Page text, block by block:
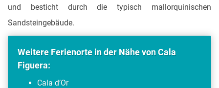
und besticht durch die typisch mallorquinischen
Sandsteingebäude.
Weitere Ferienorte in der Nähe von Cala
Figuera:
Cala d’Or